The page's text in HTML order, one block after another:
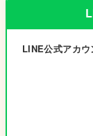
LINE公式アカウ